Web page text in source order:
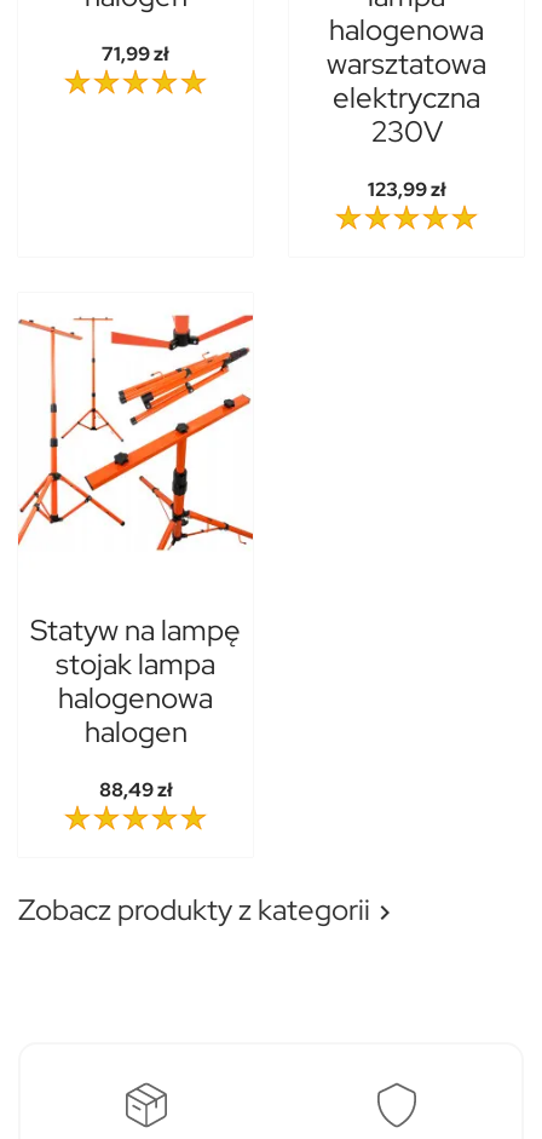
71,99 zł
halogenowa
warsztatowa
elektryczna
230V
123,99 zł
Statyw na lampę
stojak lampa
halogenowa
halogen
88,49 zł
Zobacz produkty z kategorii 